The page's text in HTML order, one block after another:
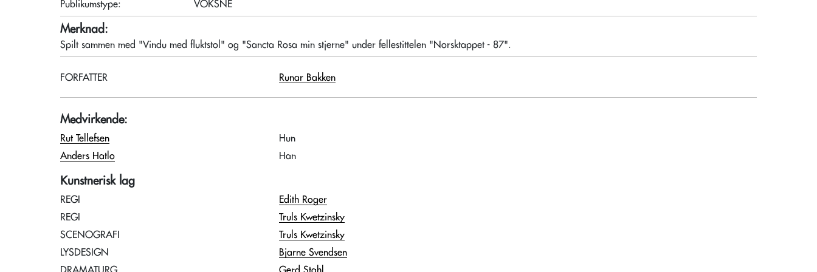
Publikumstype: VOKSNE
Merknad:
Spilt sammen med "Vindu med fluktstol" og "Sancta Rosa min stjerne" under fellestittelen "Norsktappet - 87".
FORFATTER Runar Bakken
Medvirkende:
Rut Tellefsen
Hun
Anders Hatlo
Han
Kunstnerisk lag
REGI
Edith Roger
REGI
Truls Kwetzinsky
SCENOGRAFI
Truls Kwetzinsky
LYSDESIGN
Bjarne Svendsen